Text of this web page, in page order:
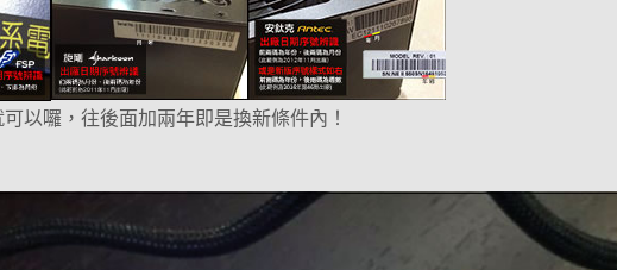
以囉，往後面加兩年即是換新條件內！